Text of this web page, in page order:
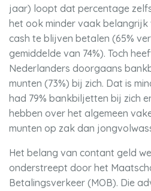
jaar) loopt dat percentage
het ook minder vaak belangrijk
cash te blijven betalen (65%
gemiddelde van 74%). Toch
Nederlanders doorgaans
munten (73%) bij zich. Dat is
had 79% bankbiljetten bij zich
hebben over het algemeen
munten op zak dan
Het belang van contant geld
onderstreept door het
Betalingsverkeer (MOB). Die